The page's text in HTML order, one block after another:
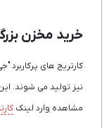
خرید مخزن بزرگ
کارتریج های پرکاربرد
مشاهده وارد لینک کارتریج